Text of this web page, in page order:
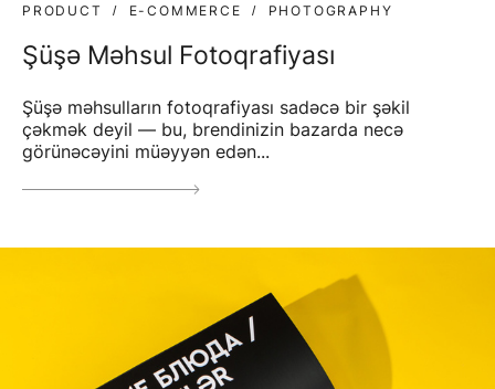
PRODUCT E-COMMERCE PHOTOGRAPHY
Şüşə Məhsul Fotoqrafiyası
Şüşə məhsulların fotoqrafiyası sadəcə bir şəkil
çəkmək deyil — bu, brendinizin bazarda necə
görünəcəyini müəyyən edən...